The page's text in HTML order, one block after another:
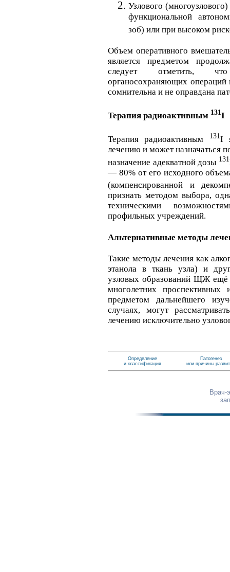
Узлового
функциональной
зоб) или при высоком
Объем оперативного
является предметом
следует отметить, что
органосохраняющих
сомнительна и не оправдана
Терапия радиоактивным 131I
Терапия радиоактивным 131I
лечению и может назначаться
назначение адекватной дозы 131
— 80% от его исходного
(компенсированной и
признать методом выбора,
техническими
профильных учреждений.
Альтернативные методы
Такие методы лечения как
этанола в ткань узла) и
узловых образований ЩЖ ещё
многолетних проспективных
предметом дальнейшего
случаях, могут
лечению исключительно
Определение
и классификация
Патогенез
или причины
Врач-